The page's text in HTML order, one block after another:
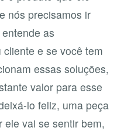
nós precisamos ir
as
e se você tem
essas soluções,
valor para esse
lo feliz, uma peça
ele vai se sentir bem,